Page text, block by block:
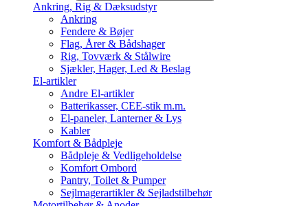
Ankring, Rig & Dæksudstyr
Ankring
Fendere & Bøjer
Flag, Årer & Bådshager
Rig, Tovværk & Stålwire
Sjækler, Hager, Led & Beslag
El-artikler
Andre El-artikler
Batterikasser, CEE-stik m.m.
El-paneler, Lanterner & Lys
Kabler
Komfort & Bådpleje
Bådpleje & Vedligeholdelse
Komfort Ombord
Pantry, Toilet & Pumper
Sejlmagerartikler & Sejladstilbehør